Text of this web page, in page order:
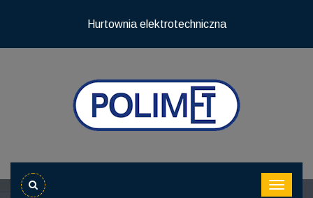
Hurtownia elektrotechniczna